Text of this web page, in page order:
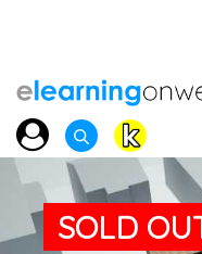
SOLD